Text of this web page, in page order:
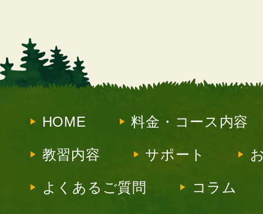
HOME 料金・コース内容
教習内容 サポート
よくあるご質問 コラム